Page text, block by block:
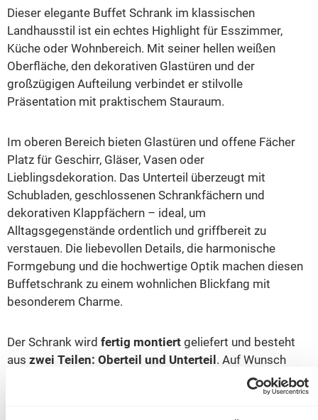
Dieser elegante Buffet Schrank im klassischen
Landhausstil ist ein echtes Highlight für Esszimmer,
Küche oder Wohnbereich. Mit seiner hellen weißen
Oberfläche, den dekorativen Glastüren und der
großzügigen Aufteilung verbindet er stilvolle
Präsentation mit praktischem Stauraum.
Im oberen Bereich bieten Glastüren und offene Fächer
Platz für Geschirr, Gläser, Vasen oder
Lieblingsdekoration. Das Unterteil überzeugt mit
Schubladen, geschlossenen Schrankfächern und
dekorativen Klappfächern – ideal, um
Alltagsgegenstände ordentlich und griffbereit zu
verstauen. Die liebevollen Details, die harmonische
Formgebung und die hochwertige Optik machen diesen
Buffetschrank zu einem wohnlichen Blickfang mit
besonderem Charme.
Der Schrank wird fertig montiert geliefert und besteht
aus zwei Teilen: Oberteil und Unterteil . Auf Wunsch
fertigen wir diesen Buffet Schrank auch individuell nach
Ihren Maßen und in jeder gewünschten RAL-Farbe an.